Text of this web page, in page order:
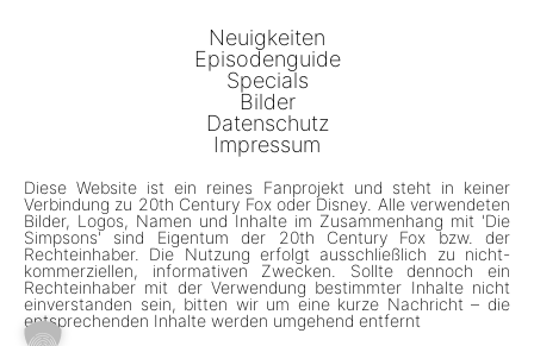
Neuigkeiten
Episodenguide
Specials
Bilder
Datenschutz
Impressum
Diese Website ist ein reines Fanprojekt und steht in keiner
Verbindung zu 20th Century Fox oder Disney. Alle verwendeten
Bilder, Logos, Namen und Inhalte im Zusammenhang mit 'Die
Simpsons' sind Eigentum der 20th Century Fox bzw. der
Rechteinhaber. Die Nutzung erfolgt ausschließlich zu nicht-
kommerziellen, informativen Zwecken. Sollte dennoch ein
Rechteinhaber mit der Verwendung bestimmter Inhalte nicht
einverstanden sein, bitten wir um eine kurze Nachricht – die
entsprechenden Inhalte werden umgehend entfernt